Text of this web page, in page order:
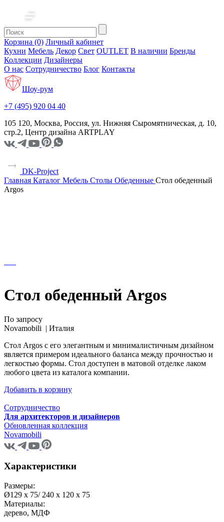
Корзина (0) Личный кабинет
Кухни Мебель Декор Свет OUTLET В наличии Бренды
Коллекции Дизайнеры
О нас Сотрудничество Блог Контакты
Шоу-рум
+7 (495) 920 04 40
105 120, Москва, Россия, ул. Нижняя Сыромятническая, д. 10,
стр.2, Центр дизайна ARTPLAY
DK-Project
Главная Каталог Мебель Столы Обеденные Стол обеденный
Argos
Стол обеденный Argos
По запросу
Novamobili | Италия
Стол Argos с его элегантным и минималистичным дизайном
является примером идеального баланса между прочностью и
легкостью формы. Стол доступен в матовой отделке лаком
любого цвета из каталога компании.
Добавить в корзину
Сотрудничество
Для архитекторов и дизайнеров
Обновленная коллекция
Novamobili
Характеристики
Размеры:
Ø129 x 75/ 240 x 120 x 75
Материалы:
дерево, МДФ